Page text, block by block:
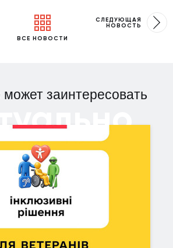
ВСЕ НОВОСТИ
СЛЕДУЮЩАЯ
НОВОСТЬ
может заинтересовать